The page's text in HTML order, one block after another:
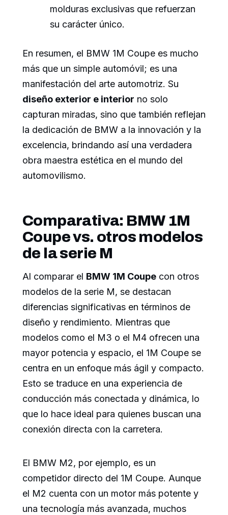
molduras exclusivas que refuerzan
su carácter único.
En resumen, el BMW 1M Coupe es mucho
más que un simple automóvil; es una
manifestación del arte automotriz. Su
diseño exterior e interior no solo
capturan miradas, sino que también reflejan
la dedicación de BMW a la innovación y la
excelencia, brindando así una verdadera
obra maestra estética en el mundo del
automovilismo.
Comparativa: BMW 1M
Coupe vs. otros modelos
de la serie M
Al comparar el BMW 1M Coupe con otros
modelos de la serie M, se destacan
diferencias significativas en términos de
diseño y rendimiento. Mientras que
modelos como el M3 o el M4 ofrecen una
mayor potencia y espacio, el 1M Coupe se
centra en un enfoque más ágil y compacto.
Esto se traduce en una experiencia de
conducción más conectada y dinámica, lo
que lo hace ideal para quienes buscan una
conexión directa con la carretera.
El BMW M2, por ejemplo, es un
competidor directo del 1M Coupe. Aunque
el M2 cuenta con un motor más potente y
una tecnología más avanzada, muchos